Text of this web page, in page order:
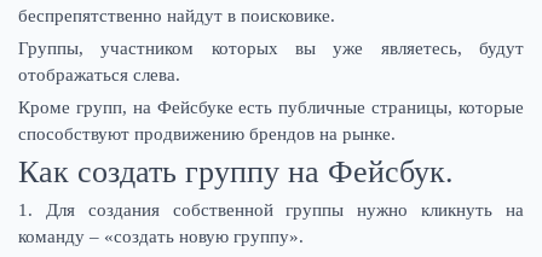
беспрепятственно найдут в поисковике.
Группы, участником которых вы уже являетесь, будут
отображаться слева.
Кроме групп, на Фейсбуке есть публичные страницы, которые
способствуют продвижению брендов на рынке.
Как создать группу на Фейсбук.
1. Для создания собственной группы нужно кликнуть на
команду – «создать новую группу».